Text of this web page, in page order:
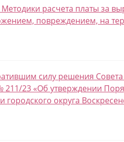
расчета платы за
повреждением, на
силу решения Совета
211/23 «Об утверждении
округа